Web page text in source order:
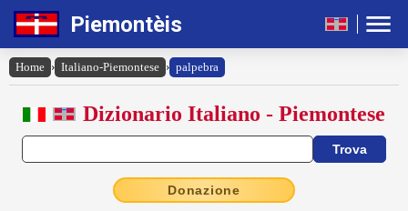
Piemontèis
Home › Italiano-Piemontese › palpebra
Dizionario Italiano - Piemontese
Donazione